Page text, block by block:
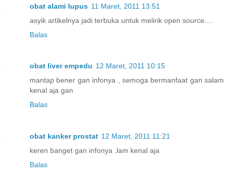
obat alami lupus 11 Maret, 2011 13:51
asyik artikelnya jadi terbuka untuk melirik open source....
Balas
obat liver empedu 12 Maret, 2011 10:15
mantap bener gan infonya , semoga bermanfaat gan salam
kenal aja gan
Balas
obat kanker prostat 12 Maret, 2011 11:21
keren banget gan infonya ,lam kenal aja
Balas